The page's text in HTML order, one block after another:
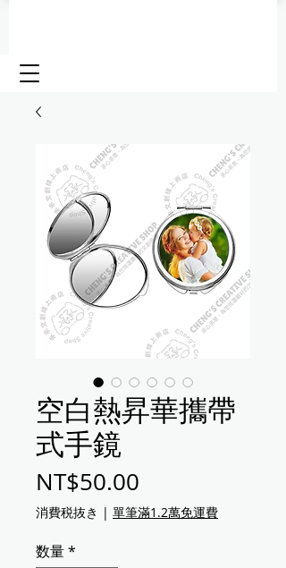
空白熱昇華攜帶
式手鏡
NT$50.00
消費税抜き | 單筆滿1.2萬免運費
数量*